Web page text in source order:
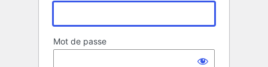
Mot de passe